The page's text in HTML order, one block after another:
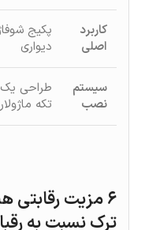
کاربرد
اصلی
پکیج
دیواری
سیستم
نصب
طراحی یک‌
تکه ماژولار
۶ مزیت
ترک نسبت به رقبا